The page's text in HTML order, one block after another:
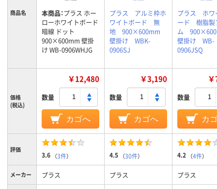
商品名 本商品：プラス ホー
ローホワイトボード
暗線 ドット
900×600mm 壁掛
け WB-0906WHJG
プラス アルミ枠ホ
ワイトボード 無
地 900×600mm
壁掛け WBK-
0906SJ
プラス ホワ
ード 樹脂製
ム
壁掛け WB-
0906JSQ
価格
(税込)
￥12,480
数量
カゴへ
￥3,190
数量
カゴへ
数量
カ
評価
3.6 （3件） 4.5 （30件） 4.2 （4件）
メーカー プラス プラス プラス